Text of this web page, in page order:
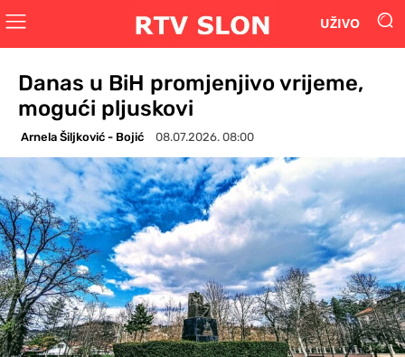
UŽIVO
Danas u BiH promjenjivo vrijeme,
mogući pljuskovi
Arnela Šiljković - Bojić 08.07.2026. 08:00